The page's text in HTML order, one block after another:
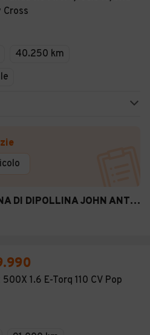
Cross
40.250 km
AUTOSALONE DIPOLLINA DI DIPOLLINA JOHN ANTONIO
1.6 E-Torq 110 CV Pop